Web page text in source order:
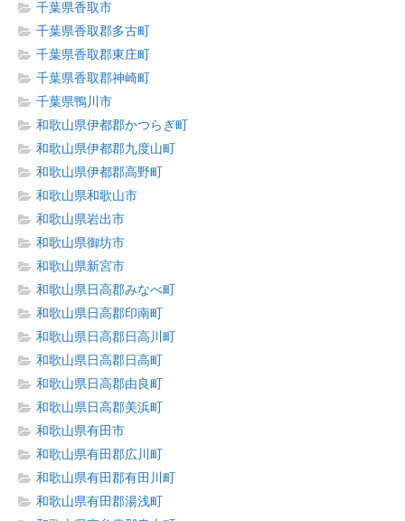
千葉県香取市
千葉県香取郡多古町
千葉県香取郡東庄町
千葉県香取郡神崎町
千葉県鴨川市
和歌山県伊都郡かつらぎ町
和歌山県伊都郡九度山町
和歌山県伊都郡高野町
和歌山県和歌山市
和歌山県岩出市
和歌山県御坊市
和歌山県新宮市
和歌山県日高郡みなべ町
和歌山県日高郡印南町
和歌山県日高郡日高川町
和歌山県日高郡日高町
和歌山県日高郡由良町
和歌山県日高郡美浜町
和歌山県有田市
和歌山県有田郡広川町
和歌山県有田郡有田川町
和歌山県有田郡湯浅町